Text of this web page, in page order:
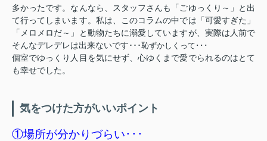
多かったです。なんなら、スタッフさんも「ごゆっくり～」と出
て行ってしまいます。私は、このコラムの中では「可愛すぎた」
「メロメロだ～」と動物たちに溺愛していますが、実際は人前で
そんなデレデレは出来ないです･･･恥ずかしくって･･･
個室でゆっくり人目を気にせず、心ゆくまで愛でられるのはとて
も幸せでした。
気をつけた方がいいポイント
①場所が分かりづらい･･･